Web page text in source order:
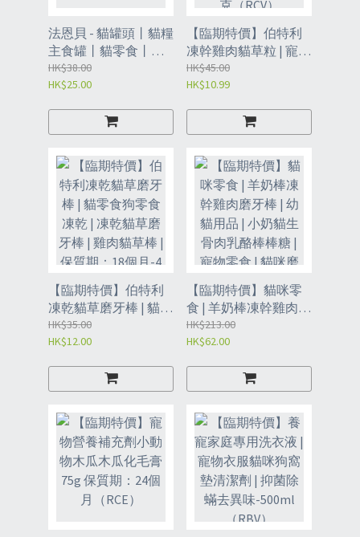
法恩貝 - 貓罐頭丨貓糧
主食罐丨貓零食丨貓
濕糧魚零食罐丨雞肉
三文魚丨170g罐
HK$38.00
HK$25.00
【臨期特價】伯特利
凍幹雞肉貓草粒 | 寵物
零食 | 凍幹零食 | 貓草
零食粒 | 保質期：18個
HK$45.00
HK$10.99
【臨期特價】伯特利
凍乾貓草磨牙棒 | 貓零
食狗零食凍乾 | 凍乾貓
草磨牙棒 | 雞肉貓草棒
包（RCT）
HK$35.00
HK$12.00
【臨期特價】貓咪零
食 | 羊奶棒凍幹雞肉磨
牙棒 | 幼貓用品 | 小奶
貓生骨肉乳酪棒棒糖 |
棒- 種口味各1包 60g/
袋*4包（RCK）
HK$213.00
HK$62.00